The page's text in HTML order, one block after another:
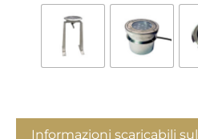
Informazioni scaricabili